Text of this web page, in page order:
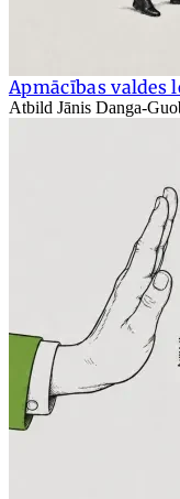
Apmācības valdes
Atbild Jānis Danga-